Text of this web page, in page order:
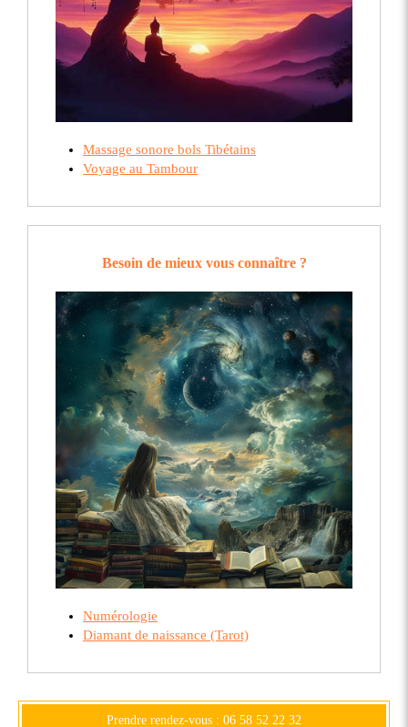
Massage sonore bols Tibétains
Voyage au Tambour
Besoin de mieux vous connaître ?
Numérologie
Diamant de naissance (Tarot)
Prendre rendez-vous : 06 58 52 22 32